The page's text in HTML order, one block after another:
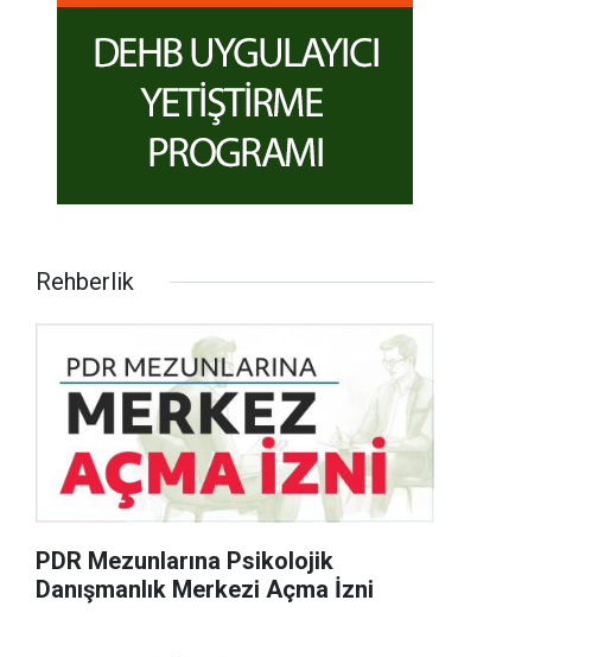
Rehberlik
PDR Mezunlarına Psikolojik
Danışmanlık Merkezi Açma İzni